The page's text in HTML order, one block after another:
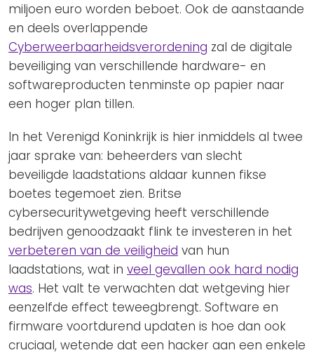
miljoen euro worden beboet. Ook de aanstaande
en deels overlappende
Cyberweerbaarheidsverordening zal de digitale
beveiliging van verschillende hardware- en
softwareproducten tenminste op papier naar
een hoger plan tillen.
In het Verenigd Koninkrijk is hier inmiddels al twee
jaar sprake van: beheerders van slecht
beveiligde laadstations aldaar kunnen fikse
boetes tegemoet zien. Britse
cybersecuritywetgeving heeft verschillende
bedrijven genoodzaakt flink te investeren in het
verbeteren van de veiligheid van hun
laadstations, wat in veel gevallen ook hard nodig
was. Het valt te verwachten dat wetgeving hier
eenzelfde effect teweegbrengt. Software en
firmware voortdurend updaten is hoe dan ook
cruciaal, wetende dat een hacker aan een enkele